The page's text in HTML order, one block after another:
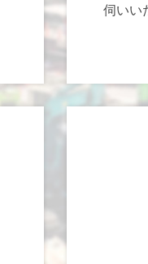
伺いい